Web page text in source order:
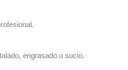
engrasado o sucio.